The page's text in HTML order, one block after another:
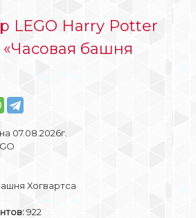
LEGO Harry Potter
«Часовая башня
07.08.2026г.
Хогвартса
922